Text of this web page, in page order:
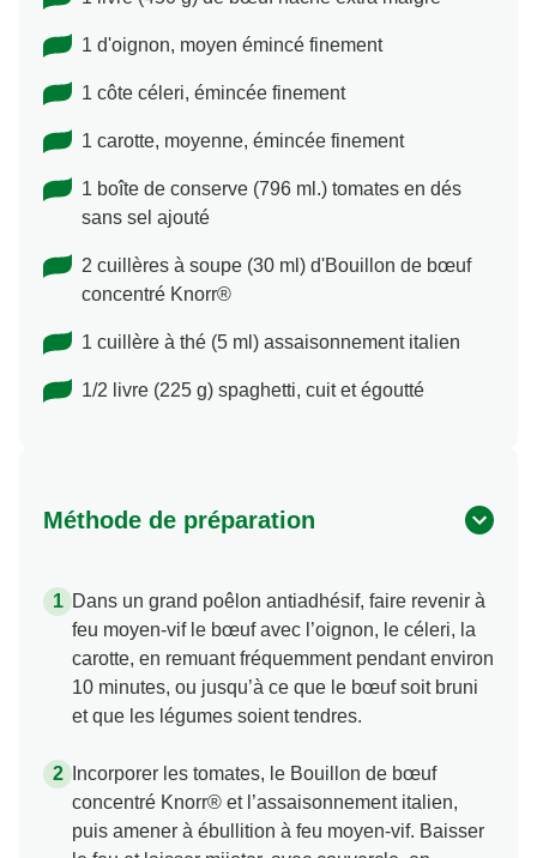
1 d'oignon, moyen émincé finement
1 côte céleri, émincée finement
1 carotte, moyenne, émincée finement
1 boîte de conserve (796 ml.) tomates en dés
sans sel ajouté
2 cuillères à soupe (30 ml) d'Bouillon de bœuf
concentré Knorr®
1 cuillère à thé (5 ml) assaisonnement italien
1/2 livre (225 g) spaghetti, cuit et égoutté
Méthode de préparation
Dans un grand poêlon antiadhésif, faire revenir à
feu moyen-vif le bœuf avec l’oignon, le céleri, la
carotte, en remuant fréquemment pendant environ
10 minutes, ou jusqu’à ce que le bœuf soit bruni
et que les légumes soient tendres.
Incorporer les tomates, le Bouillon de bœuf
concentré Knorr® et l’assaisonnement italien,
puis amener à ébullition à feu moyen-vif. Baisser